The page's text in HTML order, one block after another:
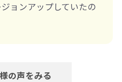
ョンアップしていたの
の声をみる